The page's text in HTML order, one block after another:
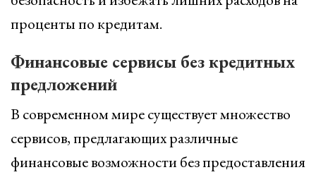
проценты по кредитам.
Финансовые сервисы без кредитных
предложений
В современном мире существует множество
сервисов, предлагающих различные
финансовые возможности без предоставления